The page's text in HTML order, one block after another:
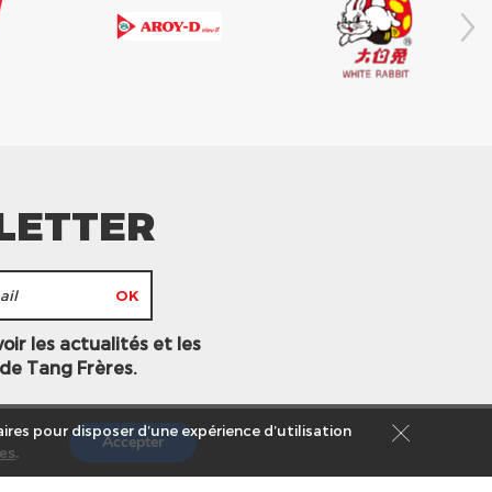
les actualités et les
Tang Frères.
légales
pour disposer d’une expérience d’utilisation
. Accepter